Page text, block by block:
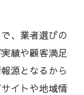
、業者選びの
績や顧客満足
源となるから
イトや地域情